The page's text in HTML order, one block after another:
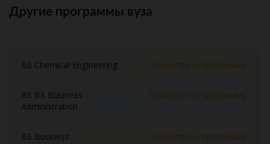
Другие программы вуза
BS Chemical Engineering Посмотреть программу
BS BS Business
Administration
Посмотреть программу
BS Business
Посмотреть программу